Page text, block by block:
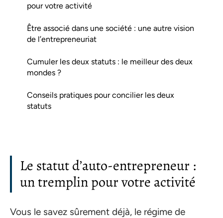
pour votre activité
Être associé dans une société : une autre vision
de l’entrepreneuriat
Cumuler les deux statuts : le meilleur des deux
mondes ?
Conseils pratiques pour concilier les deux
statuts
Le statut d’auto-entrepreneur :
un tremplin pour votre activité
Vous le savez sûrement déjà, le régime de